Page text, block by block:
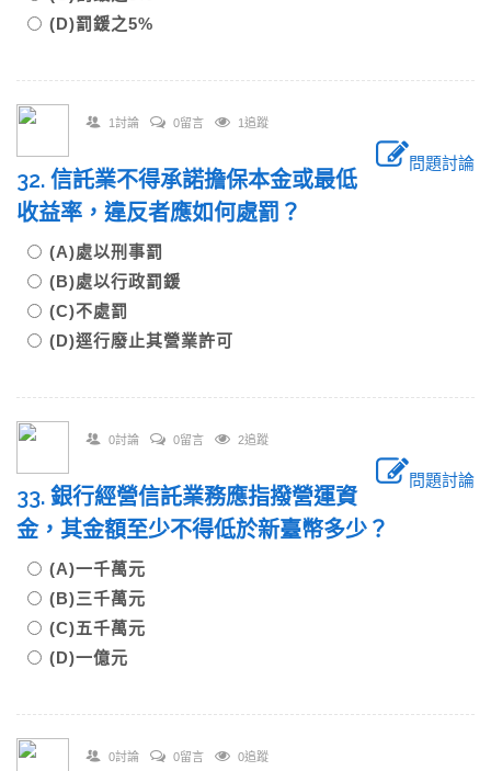
(D)罰鍰之5%
1討論 0留言 1追蹤
問題討論
32. 信託業不得承諾擔保本金或最低
收益率，違反者應如何處罰？
(A)處以刑事罰
(B)處以行政罰鍰
(C)不處罰
(D)逕行廢止其營業許可
0討論 0留言 2追蹤
問題討論
33. 銀行經營信託業務應指撥營運資
金，其金額至少不得低於新臺幣多少？
(A)一千萬元
(B)三千萬元
(C)五千萬元
(D)一億元
0討論 0留言 0追蹤